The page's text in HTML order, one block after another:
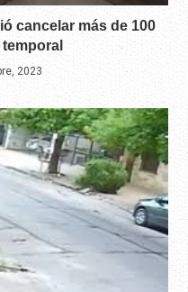
cancelar más de 100
2023